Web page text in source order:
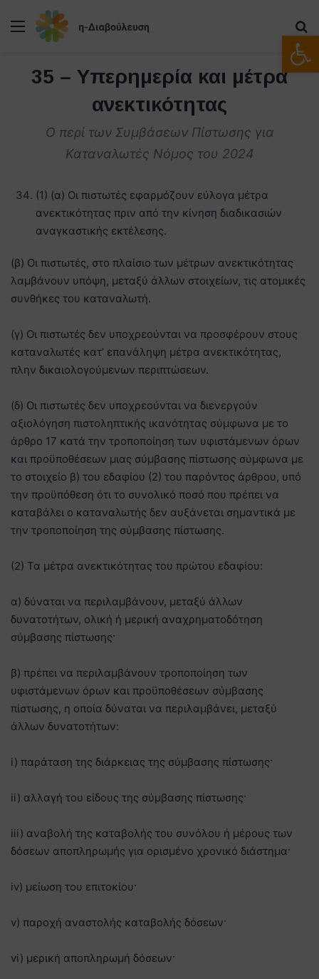
Μενού
35 – Υπερημερία και μέτρα
ανεκτικότητας
Ο περί των Συμβάσεων Πίστωσης για
Καταναλωτές Νόμος του 2024
(1) (α) Οι πιστωτές εφαρμόζουν εύλογα μέτρα
ανεκτικότητας πριν από την κίνηση διαδικασιών
αναγκαστικής εκτέλεσης.
(β) Οι πιστωτές, στο πλαίσιο των μέτρων ανεκτικότητας
λαμβάνουν υπόψη, μεταξύ άλλων στοιχείων, τις ατομικές
συνθήκες του καταναλωτή.
(γ) Οι πιστωτές δεν υποχρεούνται να προσφέρουν στους
καταναλωτές κατ’ επανάληψη μέτρα ανεκτικότητας,
πλην δικαιολογούμενων περιπτώσεων.
(δ) Οι πιστωτές δεν υποχρεούνται να διενεργούν
αξιολόγηση πιστοληπτικής ικανότητας σύμφωνα με το
άρθρο 17 κατά την τροποποίηση των υφιστάμενων όρων
και προϋποθέσεων μιας σύμβασης πίστωσης σύμφωνα με
το στοιχείο β) του εδαφίου (2) του παρόντος άρθρου, υπό
την προϋπόθεση ότι το συνολικό ποσό που πρέπει να
καταβάλει ο καταναλωτής δεν αυξάνεται σημαντικά με
την τροποποίηση της σύμβασης πίστωσης.
(2) Τα μέτρα ανεκτικότητας του πρώτου εδαφίου:
α) δύναται να περιλαμβάνουν, μεταξύ άλλων
δυνατοτήτων, ολική ή μερική αναχρηματοδότηση
σύμβασης πίστωσης·
β) πρέπει να περιλαμβάνουν τροποποίηση των
υφιστάμενων όρων και προϋποθέσεων σύμβασης
πίστωσης, η οποία δύναται να περιλαμβάνει, μεταξύ
άλλων δυνατοτήτων:
i) παράταση της διάρκειας της σύμβασης πίστωσης·
ii) αλλαγή του είδους της σύμβασης πίστωσης·
iii) αναβολή της καταβολής του συνόλου ή μέρους των
δόσεων αποπληρωμής για ορισμένο χρονικό διάστημα·
iv) μείωση του επιτοκίου·
v) παροχή αναστολής καταβολής δόσεων·
vi) μερική αποπληρωμή δόσεων·